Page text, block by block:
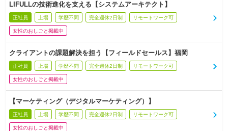
LIFULLの技術進化を支える【システムアーキテクト】
正社員 上場 学歴不問 完全週休2日制 リモートワーク可
女性のおしごと掲載中
クライアントの課題解決を担う【フィールドセールス】福岡
正社員 上場 学歴不問 完全週休2日制 リモートワーク可
女性のおしごと掲載中
【マーケティング（デジタルマーケティング）】
正社員 上場 学歴不問 完全週休2日制 リモートワーク可
女性のおしごと掲載中